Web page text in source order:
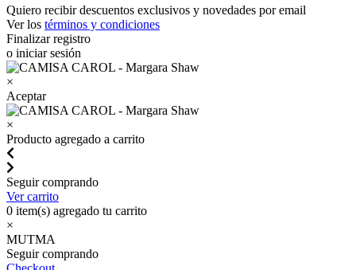
Quiero recibir descuentos exclusivos y novedades por email
Ver los términos y condiciones
Finalizar registro
o iniciar sesión
×
Aceptar
×
Producto agregado a carrito
Seguir comprando
Ver carrito
0 item(s) agregado tu carrito
×
MUTMA
Seguir comprando